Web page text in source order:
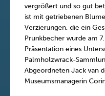
vergrößert und so gut
ist mit getriebenen
Verzierungen, die ein
Prunkbecher wurde am
Präsentation eines
Palmholzwrack-
Abgeordneten Jack van
Museumsmanagerin